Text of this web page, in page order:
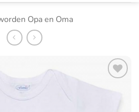
Opa en Oma
Toevoegen